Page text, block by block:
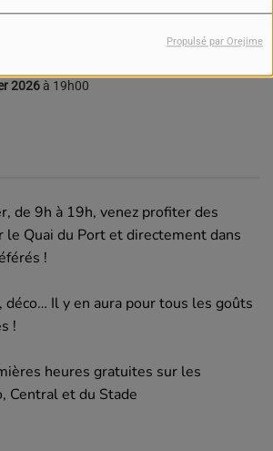
Propulsé par Orejime
2026 à 19h00
de 9h à 19h, venez profiter des
le Quai du Port et directement dans
!
déco… Il y en aura pour tous les goûts
!
heures gratuites sur les
Central et du Stade